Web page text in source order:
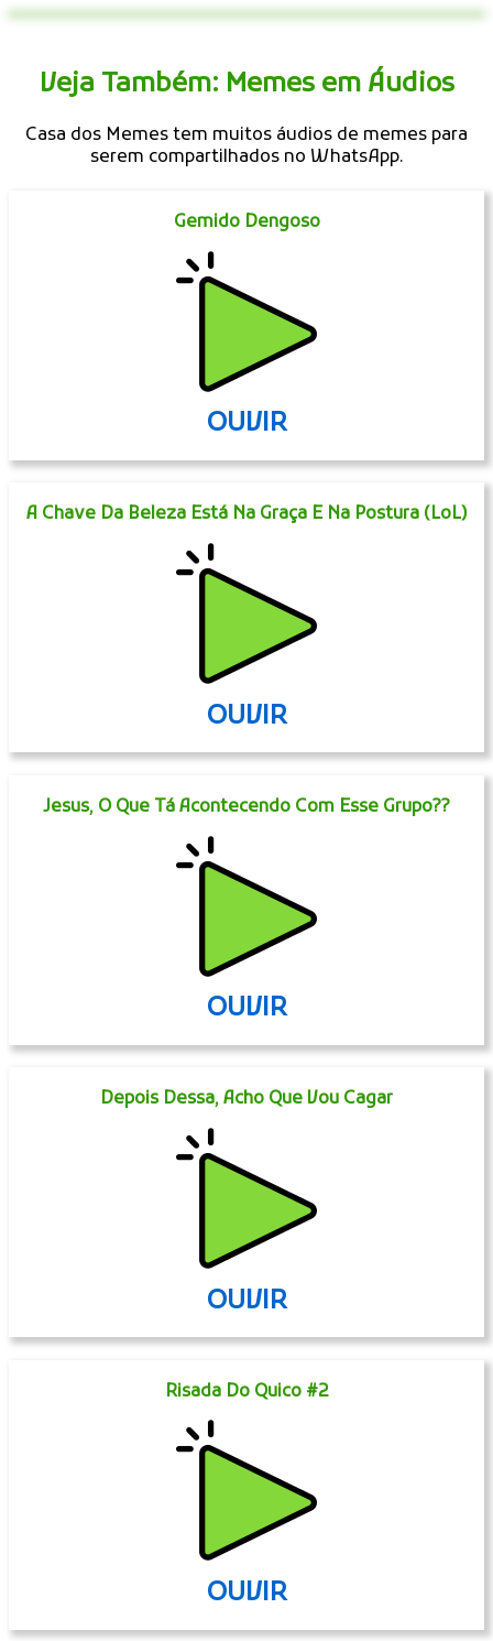
Veja Também: Memes em Áudios
Casa dos Memes tem muitos áudios de memes para
serem compartilhados no WhatsApp.
Gemido Dengoso
OUVIR
A Chave Da Beleza Está Na Graça E Na Postura (LoL)
OUVIR
Jesus, O Que Tá Acontecendo Com Esse Grupo??
OUVIR
Depois Dessa, Acho Que Vou Cagar
OUVIR
Risada Do Quico #2
OUVIR